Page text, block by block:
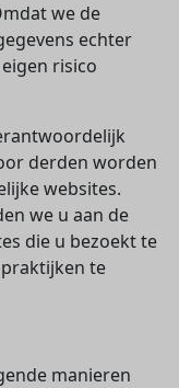
we de
echter
risico
derden worden
websites.
we u aan de
die u bezoekt te
te
manieren